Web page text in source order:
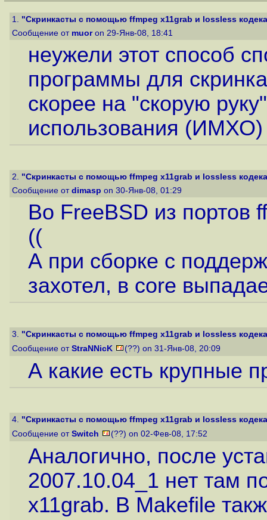
1. "Скринкасты с помощью ffmpeg x11grab и lossless
Сообщение от muoron 29-Янв-08, 18:41
неужели этот способ
программы для
скорее на "скорую
использования (ИМХО)
2. "Скринкасты с помощью ffmpeg x11grab и lossless
Сообщение от dimasp on 30-Янв-08, 01:29
Во FreeBSD из портов
((
А при сборке с
захотел, в core
3. "Скринкасты с помощью ffmpeg x11grab и lossless
Сообщение от StraNNicK (??) on 31-Янв-08, 20:09
А какие есть крупные
4. "Скринкасты с помощью ffmpeg x11grab и lossless
Сообщение от Switch (??) on 02-Фев-08, 17:52
Аналогично, после
2007.10.04_1 нет там
x11grab. В Makefile